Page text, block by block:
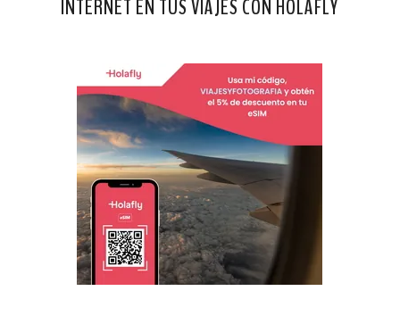
INTERNET EN TUS VIAJES CON HOLAFLY